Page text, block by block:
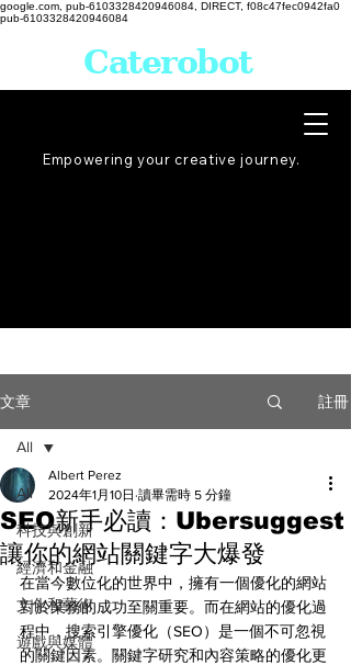
google.com, pub-6103328420946084, DIRECT, f08c47fec0942fa0
pub-6103328420946084
Empowering your creative journey.
Caterobot
文章 註冊
All
科技與創新
經濟和金融
文化和藝術
遊戲與媒體
All
SEO新手必讀：Ubersuggest
讓你的網站關鍵字大爆發
Albert Perez
2024年1月10日 讀畢需時 5 分鐘
在當今數位化的世界中，擁有一個優化的網站
對於業務的成功至關重要。而在網站的優化過
程中，搜索引擎優化（SEO）是一個不可忽視
的關鍵因素。關鍵字研究和內容策略的優化更